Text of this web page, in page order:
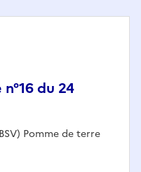
du 24
Pomme de terre